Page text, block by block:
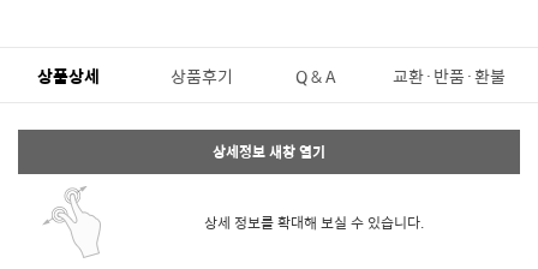
상품상세 상품후기 Q & A 교환·반품·환불
상세정보 새창 열기
상세 정보를 확대해 보실 수 있습니다.